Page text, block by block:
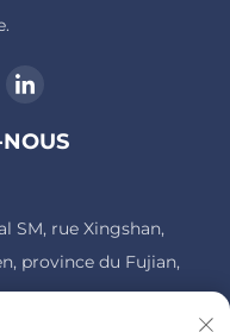
SM, rue Xingshan,
province du Fujian,